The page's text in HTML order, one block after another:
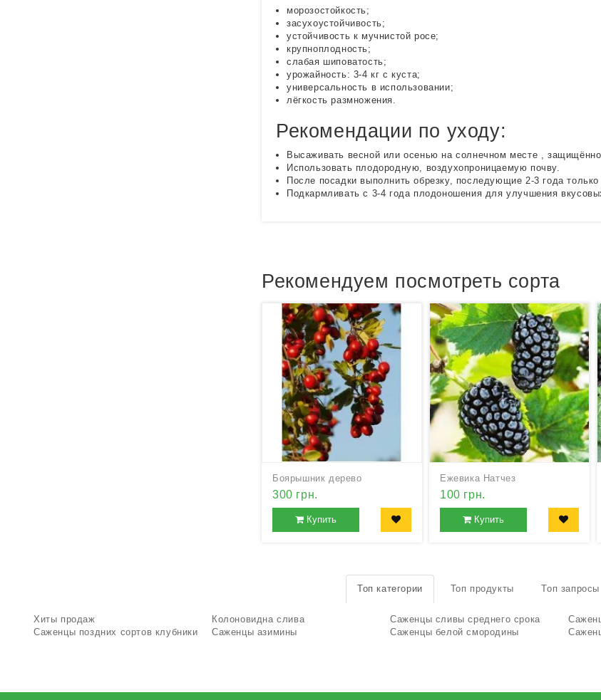
морозостойкость;
засухоустойчивость;
устойчивость к мучнистой росе;
крупноплодность;
слабая шиповатость;
урожайность: 3-4 кг с куста;
универсальность в использовании;
лёгкость размножения.
Рекомендации по уходу:
Высаживать весной или осенью на солнечном месте ,
Использовать плодородную, воздухопроницаемую почву.
После посадки выполнить обрезку, последующие 2-3 года
Подкармливать с 3-4 года плодоношения для улучшения
Рекомендуем посмотреть сорта
Боярышник дерево
300 грн.
Купить
Ежевика Натчез
100 грн.
Купить
Топ категории Топ продукты Топ запросы
Хиты продаж Колоновидна слива Саженцы сливы среднего срока
Саженцы поздних сортов клубники
Саженцы азимины Саженцы белой смородины